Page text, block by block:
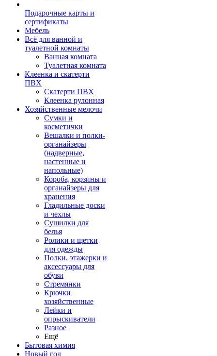
Подарочные карты и
сертификаты
Мебель
Всё для ванной и
туалетной комнаты
Ванная комната
Туалетная комната
Клеенка и скатерти
ПВХ
Скатерти ПВХ
Клеенка рулонная
Хозяйственные мелочи
Сумки и
косметички
Вешалки и полки-
органайзеры
(надверные,
настенные и
напольные)
Короба, корзины и
органайзеры для
хранения
Гладильные доски
и чехлы
Сушилки для
белья
Ролики и щетки
для одежды
Полки, этажерки и
аксессуары для
обуви
Стремянки
Крючки
хозяйственные
Лейки и
опрыскиватели
Разное
Ещё
Бытовая химия
Новый год